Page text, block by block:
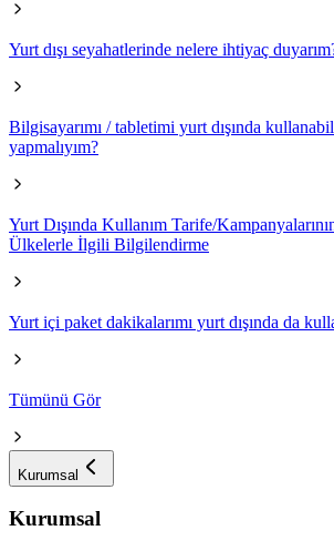
Yurt dışı seyahatlerinde nelere ihtiyaç
Bilgisayarımı / tabletimi yurt dışında
yapmalıyım?
Yurt Dışında Kullanım Tarife/
Ülkelerle İlgili Bilgilendirme
Yurt içi paket dakikalarımı yurt dışında da
Tümünü Gör
Kurumsal
Kurumsal